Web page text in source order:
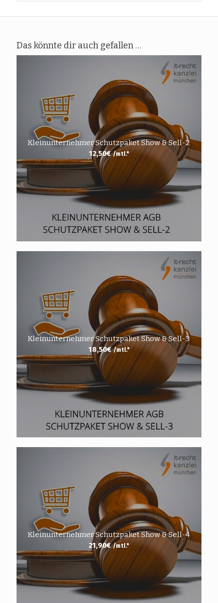
Das könnte dir auch gefallen …
Kleinunternehmer Schutzpaket Show & Sell-2
12,50€ /mtl.*
Kleinunternehmer Schutzpaket Show & Sell-3
18,50€ /mtl.*
Kleinunternehmer Schutzpaket Show & Sell-4
21,90€ /mtl.*